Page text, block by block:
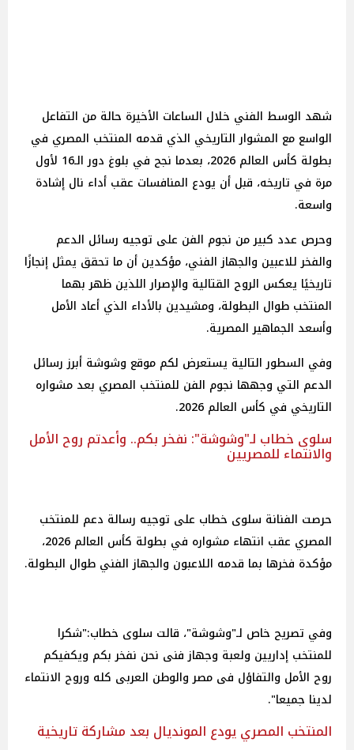
شهد الوسط الفني خلال الساعات الأخيرة حالة من التفاعل
الواسع مع المشوار التاريخي الذي قدمه المنتخب المصري في
بطولة كأس العالم 2026، بعدما نجح في بلوغ دور الـ16 لأول
مرة في تاريخه، قبل أن يودع المنافسات عقب أداء نال إشادة
واسعة.
وحرص عدد كبير من نجوم الفن على توجيه رسائل الدعم
والفخر للاعبين والجهاز الفني، مؤكدين أن ما تحقق يمثل إنجازًا
تاريخيًا يعكس الروح القتالية والإصرار اللذين ظهر بهما
المنتخب طوال البطولة، ومشيدين بالأداء الذي أعاد الأمل
وأسعد الجماهير المصرية.
وفي السطور التالية يستعرض لكم موقع وشوشة أبرز رسائل
الدعم التي وجهها نجوم الفن للمنتخب المصري بعد مشواره
التاريخي في كأس العالم 2026.
سلوى خطاب لـ"وشوشة": نفخر بكم.. وأعدتم روح الأمل
والانتماء للمصريين
حرصت الفنانة سلوى خطاب على توجيه رسالة دعم للمنتخب
المصري عقب انتهاء مشواره في بطولة كأس العالم 2026،
مؤكدة فخرها بما قدمه اللاعبون والجهاز الفني طوال البطولة.
وفي تصريح خاص لـ"وشوشة"، قالت سلوى خطاب:"شكرا
للمنتخب إداريين ولعبة وجهاز فنى نحن نفخر بكم ويكفيكم
روح الأمل والتفاؤل فى مصر والوطن العربى كله وروح الانتماء
لدينا جميعا".
المنتخب المصري يودع المونديال بعد مشاركة تاريخية